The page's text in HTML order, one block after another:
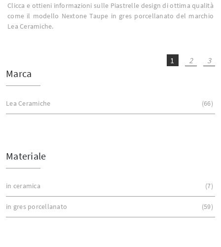
Clicca e ottieni informazioni sulle Piastrelle design di ottima qualità
come il modello Nextone Taupe in gres porcellanato del marchio
Lea Ceramiche.
1 2 3
Marca
Lea Ceramiche 66
Materiale
in ceramica 7
in gres porcellanato 59